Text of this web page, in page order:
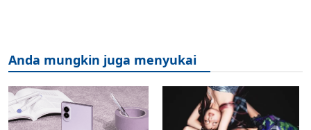
Anda mungkin juga menyukai